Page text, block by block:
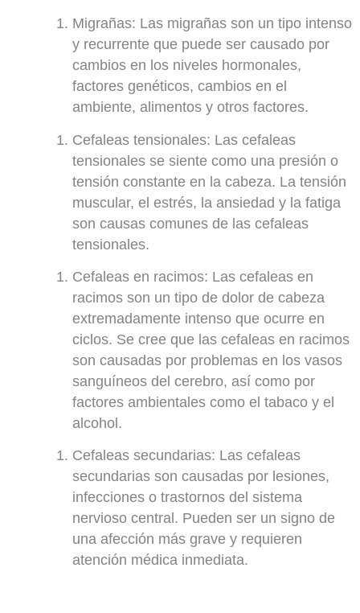
Migrañas: Las migrañas son un tipo intenso
y recurrente que puede ser causado por
cambios en los niveles hormonales,
factores genéticos, cambios en el
ambiente, alimentos y otros factores.
Cefaleas tensionales: Las cefaleas
tensionales se siente como una presión o
tensión constante en la cabeza. La tensión
muscular, el estrés, la ansiedad y la fatiga
son causas comunes de las cefaleas
tensionales.
Cefaleas en racimos: Las cefaleas en
racimos son un tipo de dolor de cabeza
extremadamente intenso que ocurre en
ciclos. Se cree que las cefaleas en racimos
son causadas por problemas en los vasos
sanguíneos del cerebro, así como por
factores ambientales como el tabaco y el
alcohol.
Cefaleas secundarias: Las cefaleas
secundarias son causadas por lesiones,
infecciones o trastornos del sistema
nervioso central. Pueden ser un signo de
una afección más grave y requieren
atención médica inmediata.